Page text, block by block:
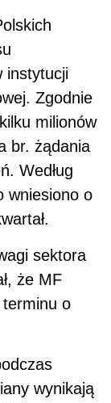
instytucji
Zgodnie
milionów
br. żądania
Według
wniesiono o
sektora
że MF
terminu o
wynikają